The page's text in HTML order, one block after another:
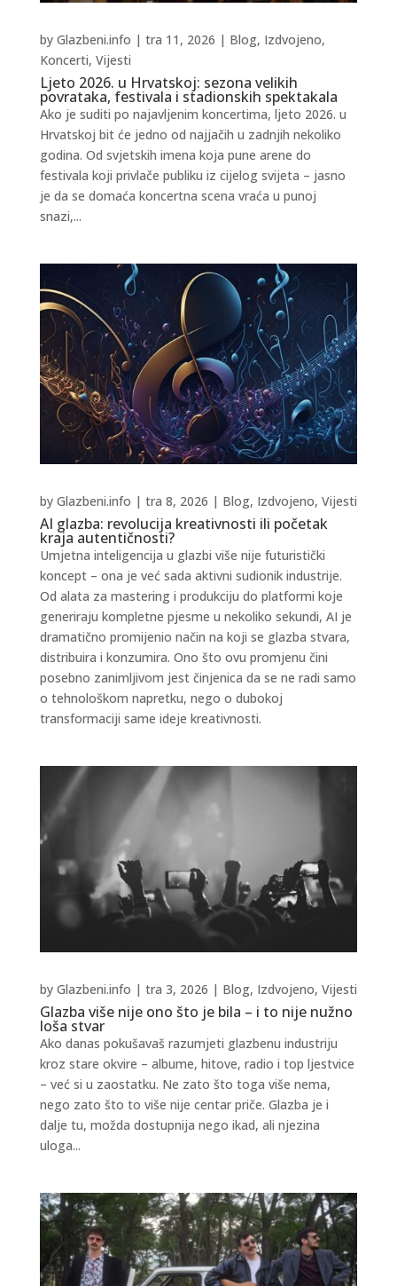
Ljeto 2026. u Hrvatskoj: sezona velikih
povrataka, festivala i stadionskih spektakala
by Glazbeni.info | tra 11, 2026 | Blog, Izdvojeno,
Koncerti, Vijesti
Ako je suditi po najavljenim koncertima, ljeto 2026. u
Hrvatskoj bit će jedno od najjačih u zadnjih nekoliko
godina. Od svjetskih imena koja pune arene do
festivala koji privlače publiku iz cijelog svijeta – jasno
je da se domaća koncertna scena vraća u punoj
snazi,...
AI glazba: revolucija kreativnosti ili početak
kraja autentičnosti?
by Glazbeni.info | tra 8, 2026 | Blog, Izdvojeno, Vijesti
Umjetna inteligencija u glazbi više nije futuristički
koncept – ona je već sada aktivni sudionik industrije.
Od alata za mastering i produkciju do platformi koje
generiraju kompletne pjesme u nekoliko sekundi, AI je
dramatično promijenio način na koji se glazba stvara,
distribuira i konzumira. Ono što ovu promjenu čini
posebno zanimljivom jest činjenica da se ne radi samo
o tehnološkom napretku, nego o dubokoj
transformaciji same ideje kreativnosti.
Glazba više nije ono što je bila – i to nije nužno
loša stvar
by Glazbeni.info | tra 3, 2026 | Blog, Izdvojeno, Vijesti
Ako danas pokušavaš razumjeti glazbenu industriju
kroz stare okvire – albume, hitove, radio i top ljestvice
– već si u zaostatku. Ne zato što toga više nema,
nego zato što to više nije centar priče. Glazba je i
dalje tu, možda dostupnija nego ikad, ali njezina
uloga...